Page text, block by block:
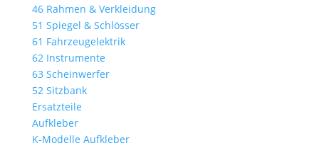
46 Rahmen & Verkleidung
51 Spiegel & Schlösser
61 Fahrzeugelektrik
62 Instrumente
63 Scheinwerfer
52 Sitzbank
Ersatzteile
Aufkleber
K-Modelle Aufkleber